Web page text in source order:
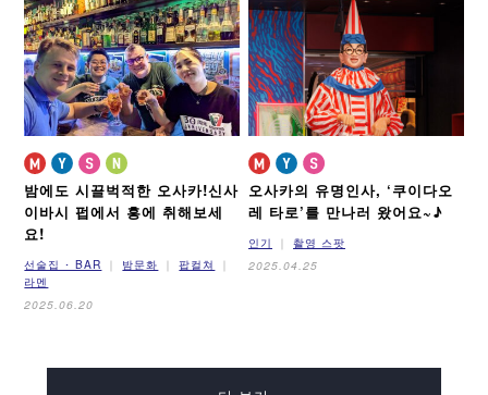
밤에도 시끌벅적한 오사카!신사
이바시 펍에서 흥에 취해보세
요!
선술집 ･ BAR 밤문화
팝컬쳐
라멘
2025.06.20
오사카의 유명인사, ‘쿠이다오
레 타로’를 만나러 왔어요~♪
인기
촬영 스팟
2025.04.25